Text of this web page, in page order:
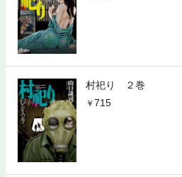
村祀り ２巻
715